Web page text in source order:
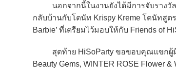
นอกจากนี้ในงานยังได้มีการจับรางวัล
กลับบ้านกับโดนัท Krispy Kreme โดนัทสู
Barbie’ ที่เตรียมไว้มอบให้กับ Friends of
สุดท้าย HiSoParty ขอขอบคุณแขกผู้มีเ
Beauty Gems, WINTER ROSE Flower